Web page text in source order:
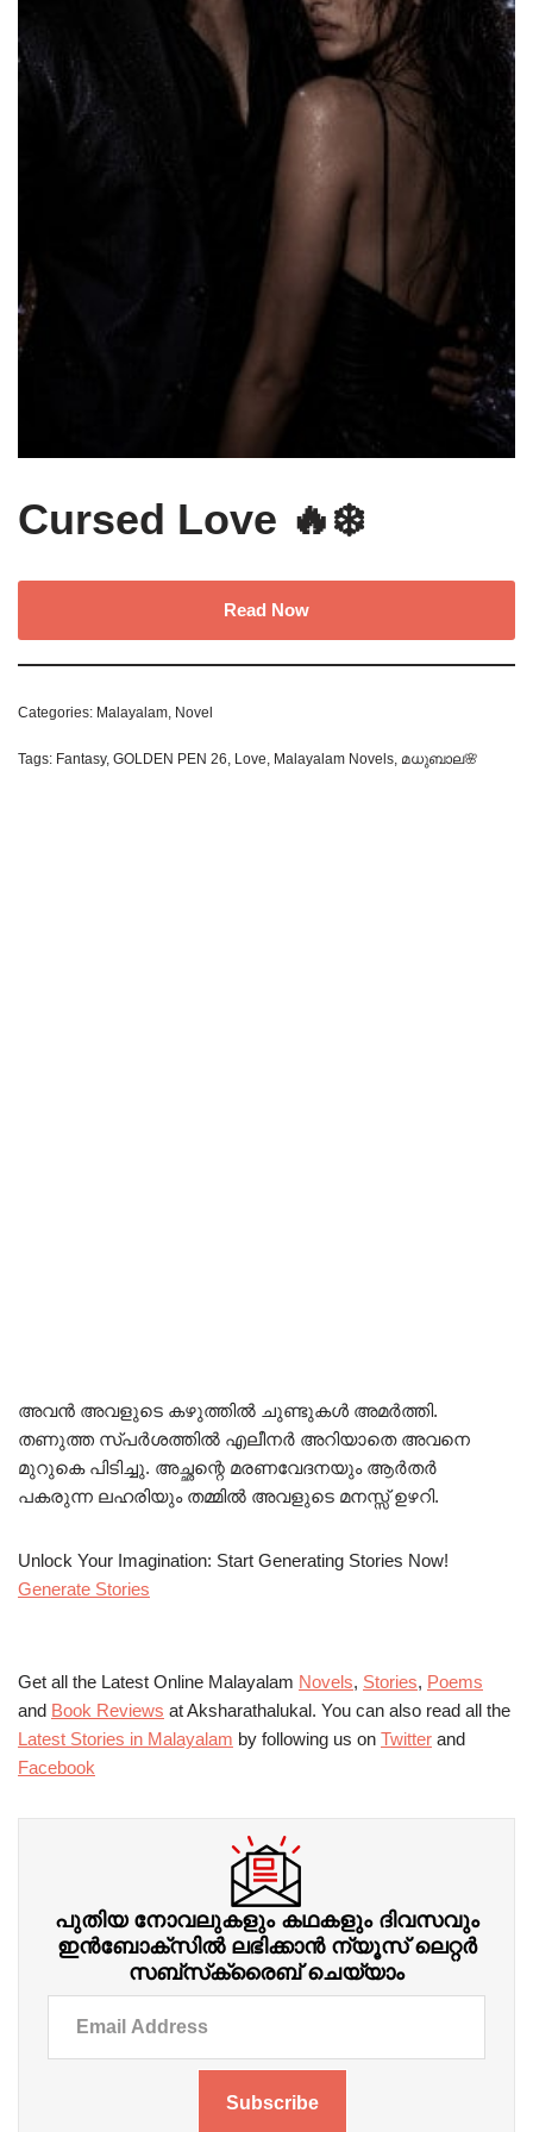
Cursed Love 🔥❄️
Read Now
Categories: Malayalam Novel
Tags: Fantasy, GOLDEN PEN 26 Love Malayalam Novels മധുബാല🌸
അവൻ അവളുടെ കഴുത്തിൽ ചുണ്ടുകൾ അമർത്തി.
തണുത്ത സ്പർശത്തിൽ എലീനർ അറിയാതെ അവനെ
മുറുകെ പിടിച്ചു. അച്ഛന്റെ മരണവേദനയും ആർതർ
പകരുന്ന ലഹരിയും തമ്മിൽ അവളുടെ മനസ്സ് ഉഴറി.
Unlock Your Imagination: Start Generating Stories Now!
Generate Stories
Get all the Latest Online Malayalam Novels, Stories, Poems
and Book Reviews at Aksharathalukal. You can also read all the
Latest Stories in Malayalam by following us on Twitter and
Facebook
പുതിയ നോവലുകളും കഥകളും ദിവസവും
ഇന്‍ബോക്‌സില്‍ ലഭിക്കാന്‍ ന്യൂസ് ലെറ്റർ
സബ്‌സ്‌ക്രൈബ് ചെയ്യാം
Subscribe